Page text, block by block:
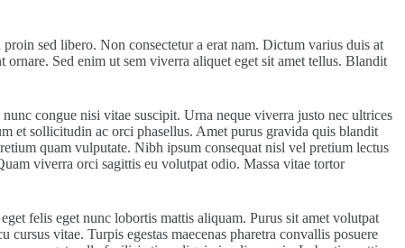
sed libero. Non consectetur a erat nam. Dictum varius duis at
Sed enim ut sem viverra aliquet eget sit amet tellus. Blandit
congue nisi vitae suscipit. Urna neque viverra justo nec ultrices
et sollicitudin ac orci phasellus. Amet purus gravida quis blandit
quam vulputate. Nibh ipsum consequat nisl vel pretium lectus
viverra orci sagittis eu volutpat odio. Massa vitae tortor
felis eget nunc lobortis mattis aliquam. Purus sit amet volutpat
vitae. Turpis egestas maecenas pharetra convallis posuere